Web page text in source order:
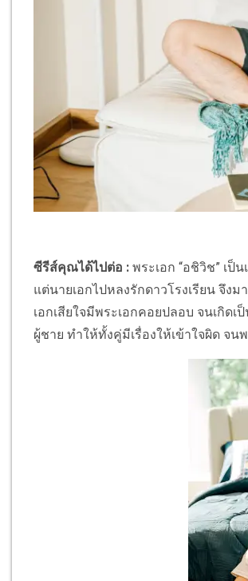
ซีรีส์คุณได้ไปต่อ : พระเอก “อชิวิช” เป็
แต่นายเอกไปหลงรักดาวโรงเรียน จึง
เอกเสียใจมีพระเอกคอยปลอบ จนเกิด
ผู้ชาย ทำให้ทั้งคู่มีเรื่องให้เข้าใจผิด จน